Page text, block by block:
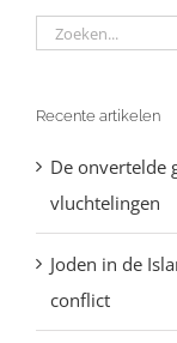
Zoeken
Recente artikelen
De onvertelde
vluchtelingen
Joden in de
conflict